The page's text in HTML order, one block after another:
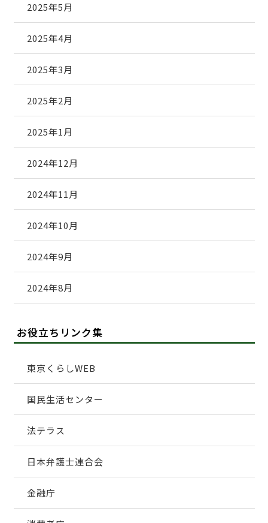
2025年5月
2025年4月
2025年3月
2025年2月
2025年1月
2024年12月
2024年11月
2024年10月
2024年9月
2024年8月
お役立ちリンク集
東京くらしWEB
国民生活センター
法テラス
日本弁護士連合会
金融庁